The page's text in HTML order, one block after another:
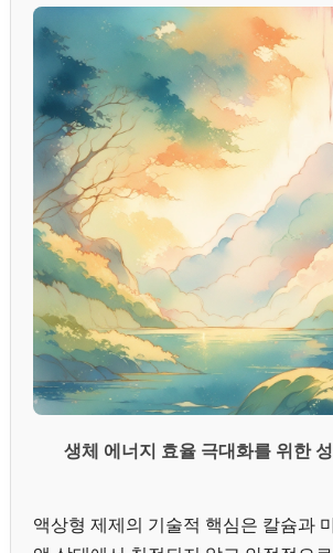
생체 에너지 효율 극대화를 위한
액상형 제제의 기술적 핵심은 칼슘과